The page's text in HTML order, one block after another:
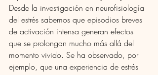
Desde la investigación en neurofisiología
del estrés sabemos que episodios breves
de activación intensa generan efectos
que se prolongan mucho más allá del
momento vivido. Se ha observado, por
ejemplo, que una experiencia de estrés